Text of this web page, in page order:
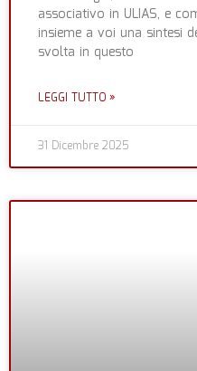
associativo in ULIAS, e
insieme a voi una sintesi
svolta in questo
LEGGI TUTTO »
31 Dicembre 2025